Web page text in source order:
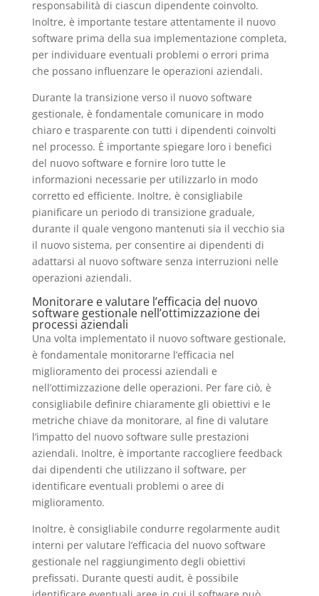
responsabilità di ciascun dipendente coinvolto.
Inoltre, è importante testare attentamente il nuovo
software prima della sua implementazione completa,
per individuare eventuali problemi o errori prima
che possano influenzare le operazioni aziendali.
Durante la transizione verso il nuovo software
gestionale, è fondamentale comunicare in modo
chiaro e trasparente con tutti i dipendenti coinvolti
nel processo. È importante spiegare loro i benefici
del nuovo software e fornire loro tutte le
informazioni necessarie per utilizzarlo in modo
corretto ed efficiente. Inoltre, è consigliabile
pianificare un periodo di transizione graduale,
durante il quale vengono mantenuti sia il vecchio sia
il nuovo sistema, per consentire ai dipendenti di
adattarsi al nuovo software senza interruzioni nelle
operazioni aziendali.
Monitorare e valutare l’efficacia del nuovo
software gestionale nell’ottimizzazione dei
processi aziendali
Una volta implementato il nuovo software gestionale,
è fondamentale monitorarne l’efficacia nel
miglioramento dei processi aziendali e
nell’ottimizzazione delle operazioni. Per fare ciò, è
consigliabile definire chiaramente gli obiettivi e le
metriche chiave da monitorare, al fine di valutare
l’impatto del nuovo software sulle prestazioni
aziendali. Inoltre, è importante raccogliere feedback
dai dipendenti che utilizzano il software, per
identificare eventuali problemi o aree di
miglioramento.
Inoltre, è consigliabile condurre regolarmente audit
interni per valutare l’efficacia del nuovo software
gestionale nel raggiungimento degli obiettivi
prefissati. Durante questi audit, è possibile